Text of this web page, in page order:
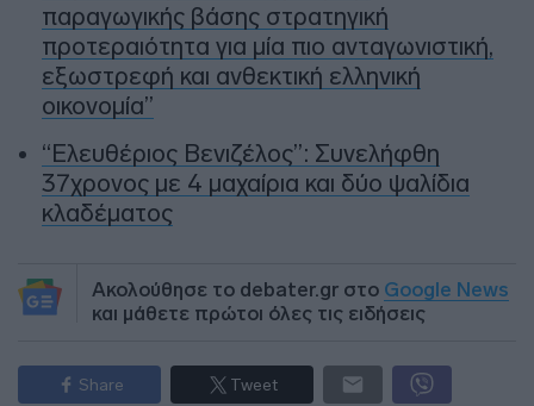
παραγωγικής βάσης στρατηγική
προτεραιότητα για μία πιο ανταγωνιστική,
εξωστρεφή και ανθεκτική ελληνική
οικονομία”
“Ελευθέριος Βενιζέλος”: Συνελήφθη
37χρονος με 4 μαχαίρια και δύο ψαλίδια
κλαδέματος
Ακολούθησε το debater.gr στο Google News
και μάθετε πρώτοι όλες τις ειδήσεις
Share Tweet